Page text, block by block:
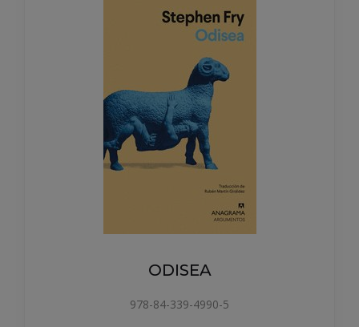
978-84-339-4990-5